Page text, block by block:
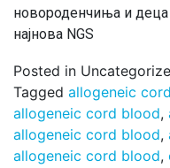
новороденчиња и деца
најнова NGS
Posted in
Tagged allogeneic
allogeneic cord blood,
allogeneic cord blood,
allogeneic cord blood,